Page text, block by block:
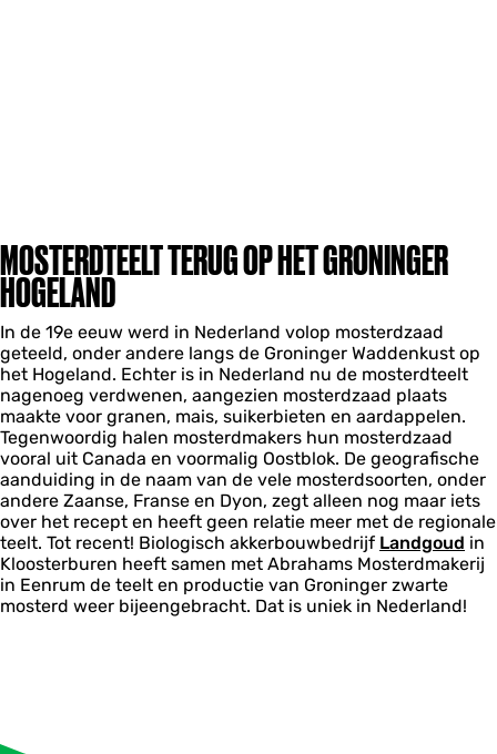
MOSTERDTEELT TERUG OP HET GRONINGER
HOGELAND
In de 19e eeuw werd in Nederland volop mosterdzaad
geteeld, onder andere langs de Groninger Waddenkust op
het Hogeland. Echter is in Nederland nu de mosterdteelt
nagenoeg verdwenen, aangezien mosterdzaad plaats
maakte voor granen, mais, suikerbieten en aardappelen.
Tegenwoordig halen mosterdmakers hun mosterdzaad
vooral uit Canada en voormalig Oostblok. De geografische
aanduiding in de naam van de vele mosterdsoorten, onder
andere Zaanse, Franse en Dyon, zegt alleen nog maar iets
over het recept en heeft geen relatie meer met de regionale
teelt. Tot recent! Biologisch akkerbouwbedrijf Landgoud in
Kloosterburen heeft samen met Abrahams Mosterdmakerij
in Eenrum de teelt en productie van Groninger zwarte
mosterd weer bijeengebracht. Dat is uniek in Nederland!